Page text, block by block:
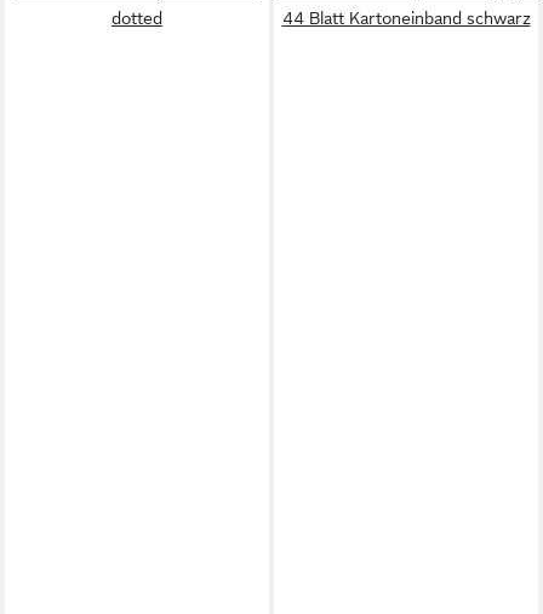
dotted
44 Blatt Kartoneinband schwarz